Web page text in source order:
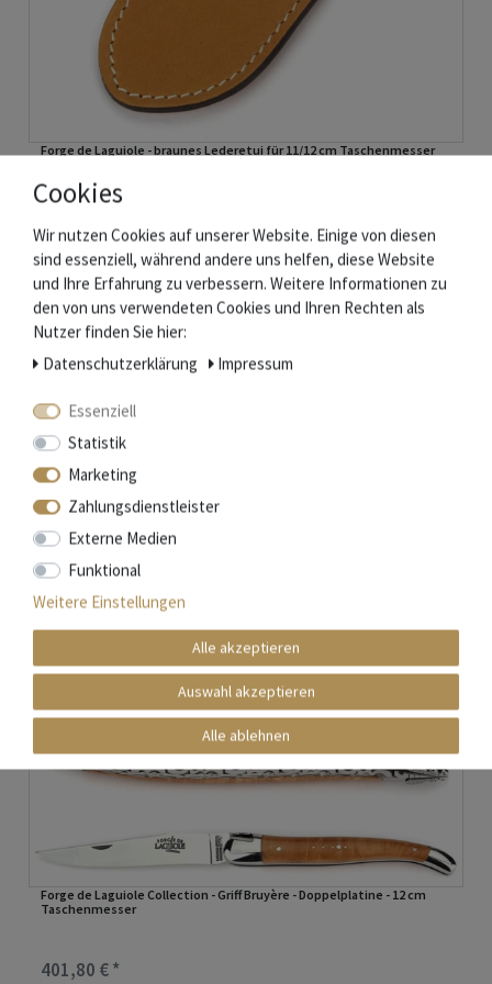
Forge de Laguiole - braunes Lederetui für 11/12 cm Taschenmesser
28,40 € *
In den Warenkorb
*inkl. ges. MwSt.zzgl. Versandkosten
Ähnliche Artikel
Forge de Laguiole Collection - Griff Bruyère - Doppelplatine - 12 cm
Taschenmesser
401,80 € *
Cookies
Wir nutzen Cookies auf unserer Website. Einige von diesen
sind essenziell, während andere uns helfen, diese Website
und Ihre Erfahrung zu verbessern. Weitere Informationen zu
den von uns verwendeten Cookies und Ihren Rechten als
Nutzer finden Sie hier:
Daten­schutz­erklärung
Impressum
Essenziell
Statistik
Marketing
Zahlungsdienstleister
Externe Medien
Funktional
Weitere Einstellungen
Alle akzeptieren
Auswahl akzeptieren
Alle ablehnen